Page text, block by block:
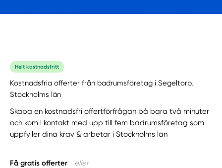
Helt kostnadsfritt
Kostnadsfria offerter från badrumsföretag i Segeltorp,
Stockholms län
Skapa en kostnadsfri offertförfrågan på bara två minuter
och kom i kontakt med upp till fem badrumsföretag som
uppfyller dina krav & arbetar i Stockholms län
Få gratis offerter eller